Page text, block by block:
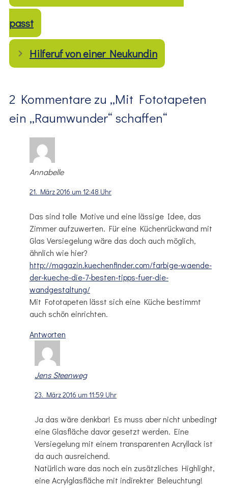
passt
Hilferuf von einer Neukundin
2 Kommentare zu „Mit Fototapeten
ein „Raumwunder“ schaffen“
Annabelle
21. März 2016 um 12:48 Uhr
Das sind tolle Motive und eine lässige Idee, das
Zimmer aufzuwerten. Für eine Küchenrückwand mit
Glas Versiegelung wäre das doch auch möglich,
ähnlich wie hier?
http://magazin.kuechenfinder.com/farbige-waende-
der-kueche-die-7-besten-tipps-fuer-die-
wandgestaltung/
Mit Fototapeten lässt sich eine Küche bestimmt
auch schön einrichten.
Antworten
Jens Steenweg
23. März 2016 um 11:59 Uhr
Ja das wäre denkbar! Es muss aber nicht unbedingt
eine Glasfläche davor gesetzt werden. Eine
Versiegelung mit einem transparenten Acryllack ist
da auch ausreichend.
Natürlich ware das noch ein zusätzliches Highlight,
eine Acrylglasfläche mit indirekter Beleuchtung!